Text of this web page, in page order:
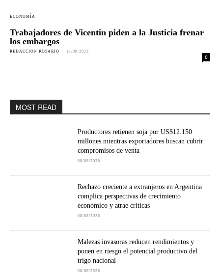
ECONOMÍA
Trabajadores de Vicentin piden a la Justicia frenar
los embargos
REDACCION ROSARIO - 11/09/2023
0
MOST READ
Productores retienen soja por US$12.150
millones mientras exportadores buscan cubrir
compromisos de venta
08/08/2026
Rechazo creciente a extranjeros en Argentina
complica perspectivas de crecimiento
económico y atrae críticas
08/08/2026
Malezas invasoras reducen rendimientos y
ponen en riesgo el potencial productivo del
trigo nacional
08/08/2026